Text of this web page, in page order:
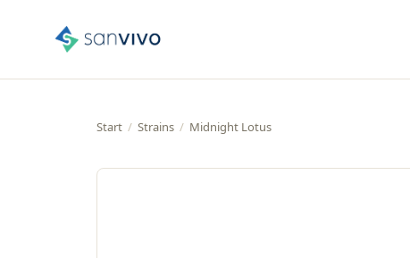
Start / Strains / Midnight Lotus